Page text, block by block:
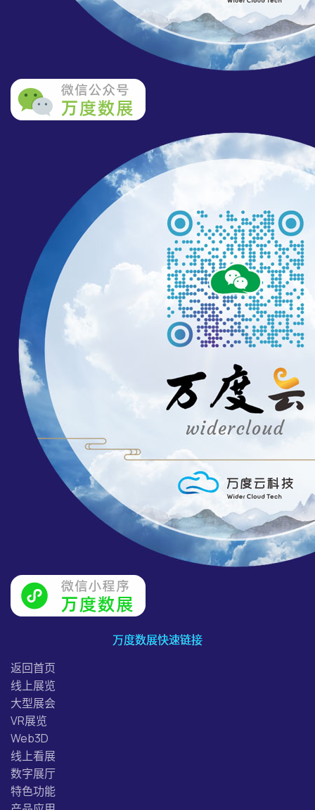
万度数展快速链接
返回首页
线上展览
大型展会
VR展览
Web3D
线上看展
数字展厅
特色功能